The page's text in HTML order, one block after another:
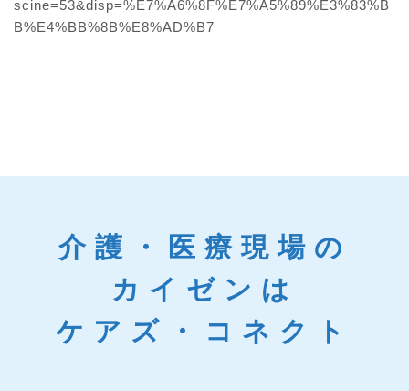
scine=53&disp=%E7%A6%8F%E7%A5%89%E3%83%B
B%E4%BB%8B%E8%AD%B7
介護・医療現場の
カイゼンは
ケアズ・コネクト